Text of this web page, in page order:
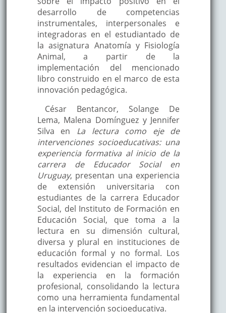
desarrollo de competencias
instrumentales, interpersonales e
integradoras en el estudiantado de
la asignatura Anatomía y Fisiología
Animal, a partir de la
implementación del mencionado
libro construido en el marco de esta
innovación pedagógica.
César Bentancor, Solange De
Lema, Malena Domínguez y Jennifer
Silva en La lectura como eje de
intervenciones socioeducativas: una
experiencia formativa al inicio de la
carrera de Educador Social en
Uruguay, presentan una experiencia
de extensión universitaria con
estudiantes de la carrera Educador
Social, del Instituto de Formación en
Educación Social, que toma a la
lectura en su dimensión cultural,
diversa y plural en instituciones de
educación formal y no formal. Los
resultados evidencian el impacto de
la experiencia en la formación
profesional, consolidando la lectura
como una herramienta fundamental
en la intervención socioeducativa.